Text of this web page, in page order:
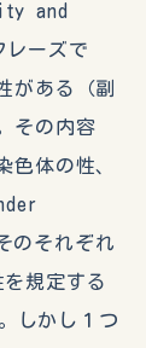
and
レーズで
がある（副
その内容
色体の性、
のそれぞれ
規定する
しかし１つ